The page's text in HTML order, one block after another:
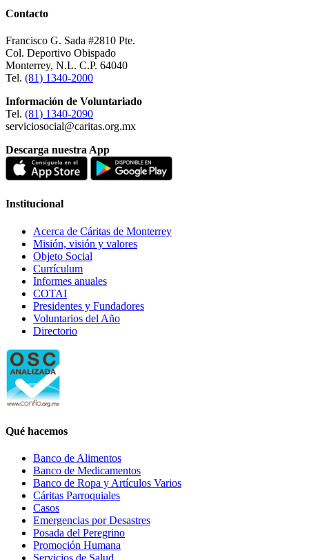
Contacto
Francisco G. Sada #2810 Pte.
Col. Deportivo Obispado
Monterrey, N.L. C.P. 64040
Tel. (81) 1340-2000
Información de Voluntariado
Tel. (81) 1340-2090
serviciosocial@caritas.org.mx
Descarga nuestra App
Institucional
Acerca de Cáritas de Monterrey
Misión, visión y valores
Objeto Social
Currículum
Informes anuales
COTAI
Presidentes y Fundadores
Voluntarios del Año
Directorio
Qué hacemos
Banco de Alimentos
Banco de Medicamentos
Banco de Ropa y Artículos Varios
Cáritas Parroquiales
Casos
Emergencias por Desastres
Posada del Peregrino
Promoción Humana